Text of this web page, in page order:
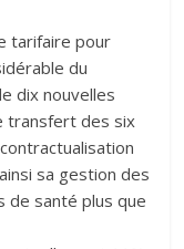
tarifaire pour
du
dix nouvelles
transfert des six
sa gestion des
de santé plus que